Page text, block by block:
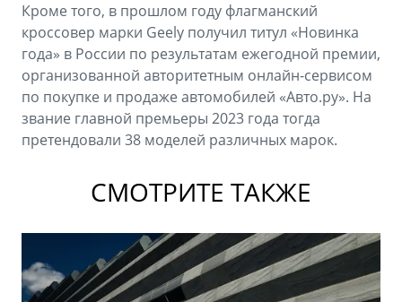
Кроме того, в прошлом году флагманский
кроссовер марки Geely получил титул «Новинка
года» в России по результатам ежегодной премии,
организованной авторитетным онлайн-сервисом
по покупке и продаже автомобилей «Авто.ру». На
звание главной премьеры 2023 года тогда
претендовали 38 моделей различных марок.
СМОТРИТЕ ТАКЖЕ